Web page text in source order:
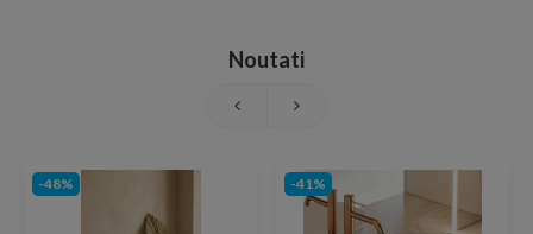
Noutati
-48% -41%